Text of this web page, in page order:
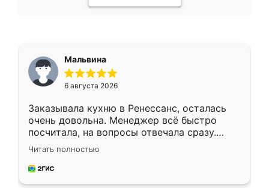
Мальвина
6 августа 2026
Заказывала кухню в Ренессанс, осталась
очень довольна. Менеджер всё быстро
посчитала, на вопросы отвечала сразу.
Замерщик приехал в субботу, подошёл к
делу со всей ответственностью. Собрали
за день, ребята работали аккуратно, даже
Читать полностью